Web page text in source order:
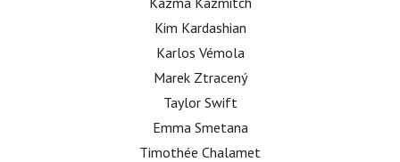
Kim Kardashian
Karlos Vémola
Marek Ztracený
Taylor Swift
Emma Smetana
Timothée Chalamet